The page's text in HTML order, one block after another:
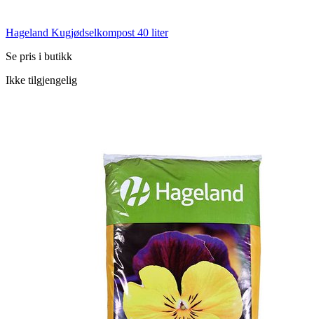
Hageland Kugjødselkompost 40 liter
Se pris i butikk
Ikke tilgjengelig